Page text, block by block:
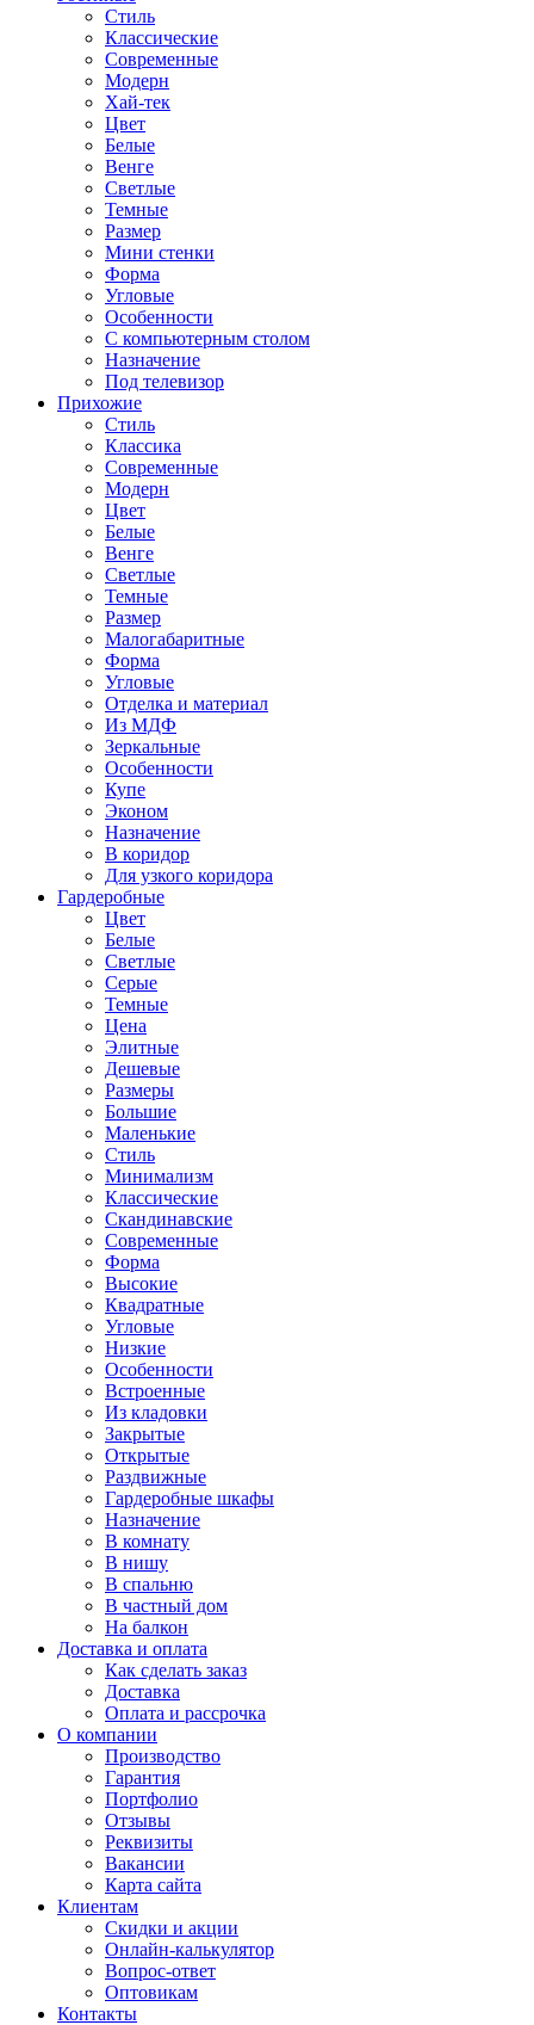
Стиль
Классические
Современные
Модерн
Хай-тек
Цвет
Белые
Венге
Светлые
Темные
Размер
Мини стенки
Форма
Угловые
Особенности
С компьютерным столом
Назначение
Под телевизор
Прихожие
Стиль
Классика
Современные
Модерн
Цвет
Белые
Венге
Светлые
Темные
Размер
Малогабаритные
Форма
Угловые
Отделка и материал
Из МДФ
Зеркальные
Особенности
Купе
Эконом
Назначение
В коридор
Для узкого коридора
Гардеробные
Цвет
Белые
Светлые
Серые
Темные
Цена
Элитные
Дешевые
Размеры
Большие
Маленькие
Стиль
Минимализм
Классические
Скандинавские
Современные
Форма
Высокие
Квадратные
Угловые
Низкие
Особенности
Встроенные
Из кладовки
Закрытые
Открытые
Раздвижные
Гардеробные шкафы
Назначение
В комнату
В нишу
В спальню
В частный дом
На балкон
Доставка и оплата
Как сделать заказ
Доставка
Оплата и рассрочка
О компании
Производство
Гарантия
Портфолио
Отзывы
Реквизиты
Вакансии
Карта сайта
Клиентам
Скидки и акции
Онлайн-калькулятор
Вопрос-ответ
Оптовикам
Контакты